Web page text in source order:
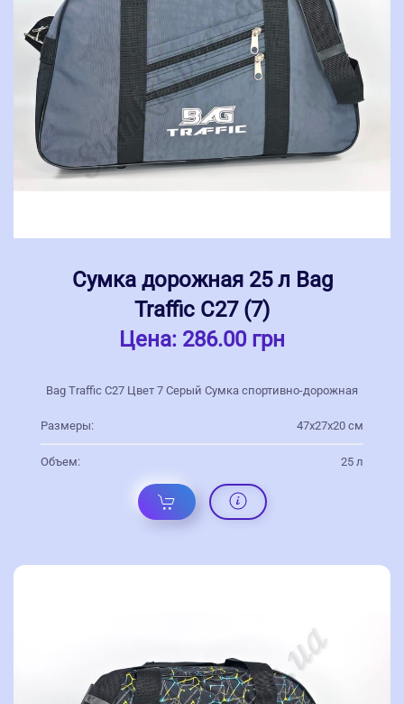
Сумка дорожная 25 л Bag
Traffic С27 (7)
Цена: 286.00 грн
Bag Traffic С27 Цвет 7 Серый Сумка спортивно-дорожная
Размеры: 47х27х20 см
Объем: 25 л